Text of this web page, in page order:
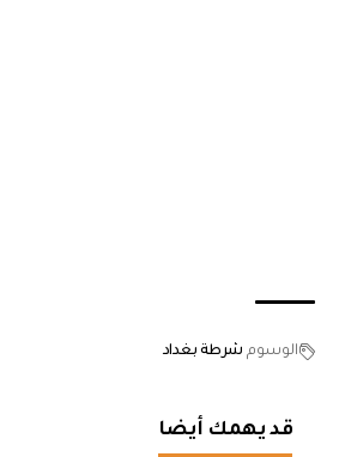
الوسوم شرطة بغداد
قد يهمك أيضا